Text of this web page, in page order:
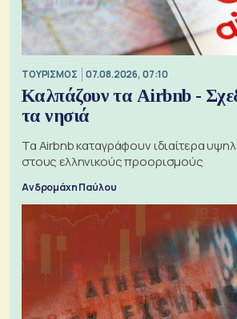
ΤΟΥΡΙΣΜΟΣ 07.08.2026, 07:10
Καλπάζουν τα Airbnb -
τα νησιά
Τα Airbnb καταγράφουν ιδιαίτερα
στους ελληνικούς προορισμούς
Ανδρομάχη Παύλου